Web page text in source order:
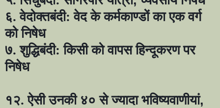
६. वेदोक्तबंदी: वेद के कर्मकाण्डों का एक वर्ग
को निषेध
७. शुद्धिबंदी: किसी को वापस हिन्दूकरण पर
निषेध
१२. ऐसी उनकी ४० से ज्यादा भविष्यवाणीयां,